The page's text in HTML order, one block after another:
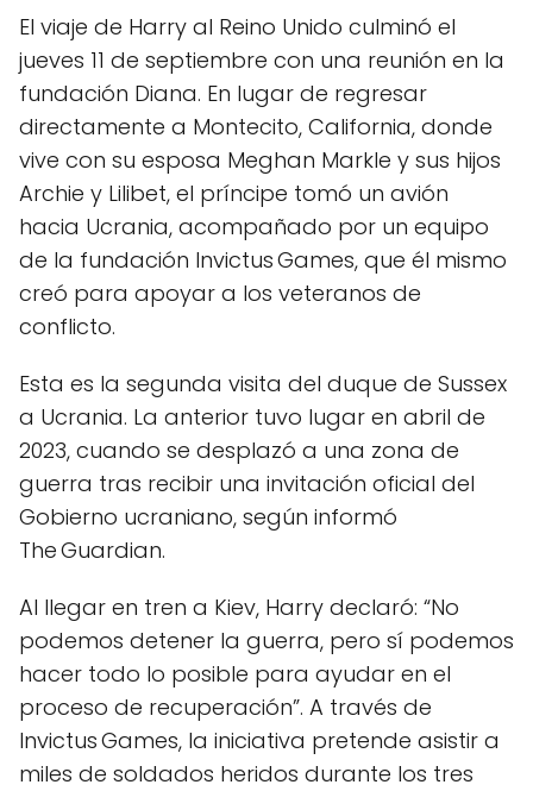
El viaje de Harry al Reino Unido culminó el
jueves 11 de septiembre con una reunión en la
fundación Diana. En lugar de regresar
directamente a Montecito, California, donde
vive con su esposa Meghan Markle y sus hijos
Archie y Lilibet, el príncipe tomó un avión
hacia Ucrania, acompañado por un equipo
de la fundación Invictus Games, que él mismo
creó para apoyar a los veteranos de
conflicto.
Esta es la segunda visita del duque de Sussex
a Ucrania. La anterior tuvo lugar en abril de
2023, cuando se desplazó a una zona de
guerra tras recibir una invitación oficial del
Gobierno ucraniano, según informó
The Guardian.
Al llegar en tren a Kiev, Harry declaró: “No
podemos detener la guerra, pero sí podemos
hacer todo lo posible para ayudar en el
proceso de recuperación”. A través de
Invictus Games, la iniciativa pretende asistir a
miles de soldados heridos durante los tres